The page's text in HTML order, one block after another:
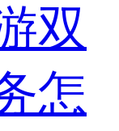
双
怎